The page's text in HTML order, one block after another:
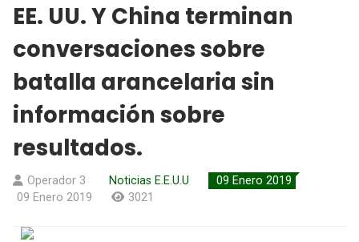
EE. UU. Y China terminan
conversaciones sobre
batalla arancelaria sin
información sobre
resultados.
Operador 3 Noticias E.E.U.U
09 Enero 2019
09 Enero 2019
3021